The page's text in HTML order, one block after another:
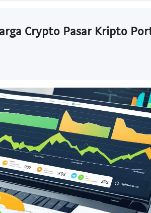
Crypto Pasar Kripto